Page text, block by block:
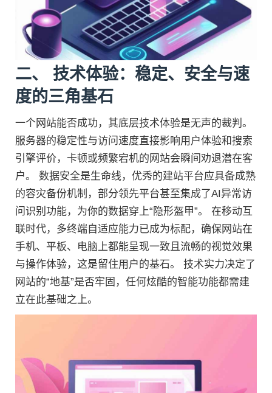
二、 技术体验：稳定、安全与速
度的三角基石
一个网站能否成功，其底层技术体验是无声的裁判。
服务器的稳定性与访问速度直接影响用户体验和搜索
引擎评价，卡顿或频繁宕机的网站会瞬间劝退潜在客
户。 数据安全是生命线，优秀的建站平台应具备成熟
的容灾备份机制，部分领先平台甚至集成了AI异常访
问识别功能，为你的数据穿上“隐形盔甲”。 在移动互
联时代，多终端自适应能力已成为标配，确保网站在
手机、平板、电脑上都能呈现一致且流畅的视觉效果
与操作体验，这是留住用户的基石。 技术实力决定了
网站的“地基”是否牢固，任何炫酷的智能功能都需建
立在此基础之上。